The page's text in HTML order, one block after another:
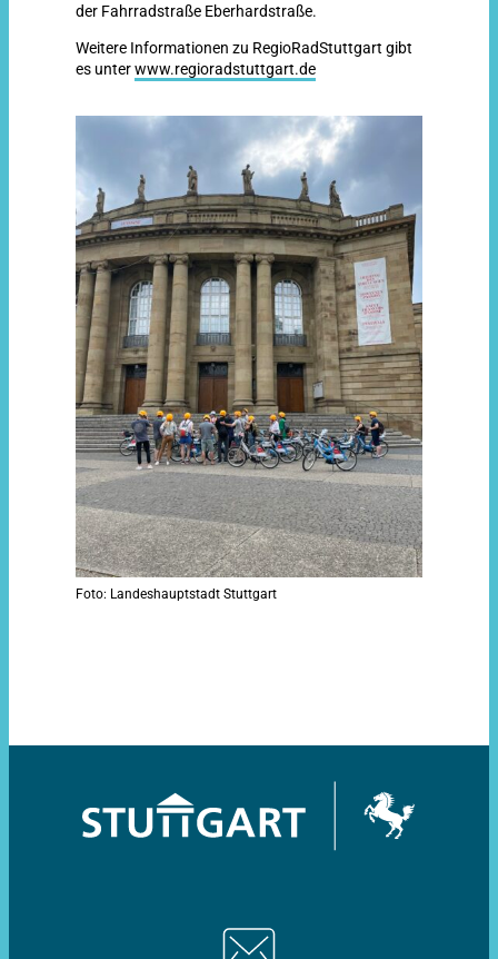
der Fahrradstraße Eberhardstraße.
Weitere Informationen zu RegioRadStuttgart gibt
es unterwww.regioradstuttgart.de
Foto: Landeshauptstadt Stuttgart